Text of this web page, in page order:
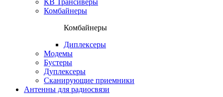
КВ Трансиверы
Комбайнеры
Комбайнеры
Диплексеры
Модемы
Бустеры
Дуплексеры
Сканирующие приемники
Антенны для радиосвязи